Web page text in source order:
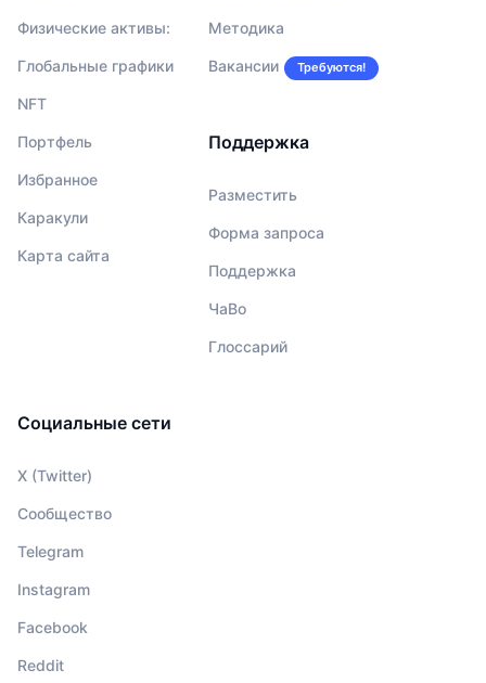
Физические активы:
Глобальные графики
NFT
Портфель
Избранное
Каракули
Карта сайта
Методика
Вакансии Требуются!
Поддержка
Разместить
Форма запроса
Поддержка
ЧаВо
Глоссарий
Социальные сети
X (Twitter)
Сообщество
Telegram
Instagram
Facebook
Reddit